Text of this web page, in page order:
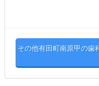
その他有田町南原甲の歯